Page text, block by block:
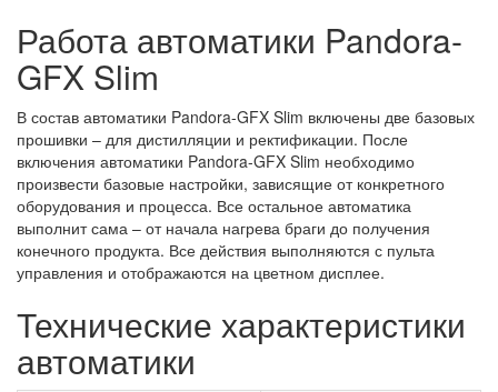
Работа автоматики Pandora-
GFX Slim
В состав автоматики Pandora-GFX Slim включены две базовых
прошивки – для дистилляции и ректификации. После
включения автоматики Pandora-GFX Slim необходимо
произвести базовые настройки, зависящие от конкретного
оборудования и процесса. Все остальное автоматика
выполнит сама – от начала нагрева браги до получения
конечного продукта. Все действия выполняются с пульта
управления и отображаются на цветном дисплее.
Технические характеристики
автоматики